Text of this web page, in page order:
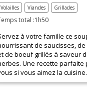
total :1h50
Volailles Viandes Grillades
à votre famille ce
de saucisses,
de boeuf grillés à saveur
Une recette parfaite
si vous aimez la